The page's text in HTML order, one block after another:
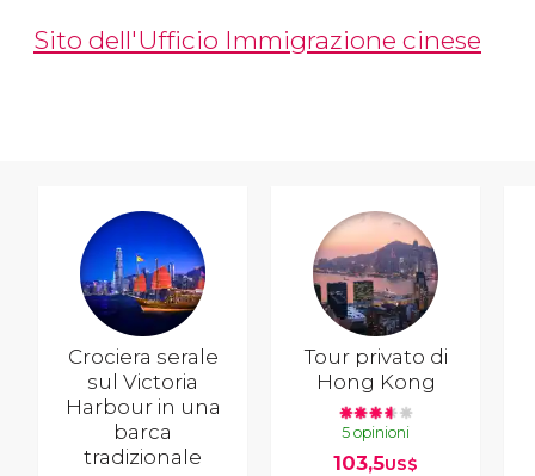
Sito dell'Ufficio Immigrazione cinese
Crociera serale
sul Victoria
Harbour in una
barca
tradizionale
Tour privato di
Hong Kong
5 opinioni
103,5US$